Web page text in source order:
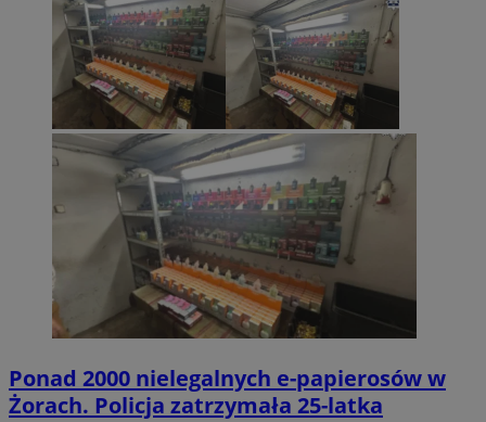
Ponad 2000 nielegalnych e-papierosów w
Żorach. Policja zatrzymała 25-latka